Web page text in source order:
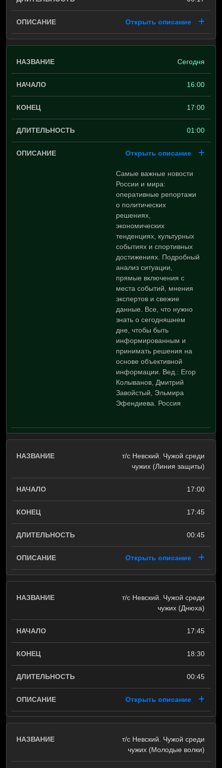
Открыть описание
Сегодня
16:00
17:00
01:00
Открыть описание
Самые важные новости
России и мира:
оперативные репортажи
о политических
решениях,
экономических
тенденциях, культурных
событиях и спортивных
достижениях. Подробный
анализ ситуации,
прямые включения с
места событий, мнения
экспертов и свежие
данные. Все, что нужно
знать о сегодняшнем
дне, чтобы быть
информированным и
принимать решения на
основе объективной
информации. Вед.: Егор
Колыванов, Дмитрий
Завойстый, Эльмира
Эфендиева. Россия
т/с Невский. Чужой среди
чужих (Линия защиты)
17:00
17:45
00:45
Открыть описание
т/с Невский. Чужой среди
чужих (Днюха)
17:45
18:30
00:45
Открыть описание
т/с Невский. Чужой среди
чужих (Молодые волки)